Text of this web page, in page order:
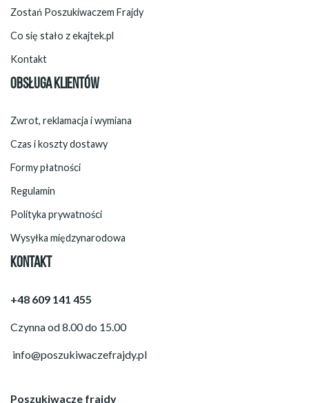
Zostań Poszukiwaczem Frajdy
Co się stało z ekajtek.pl
Kontakt
OBSŁUGA KLIENTÓW
Zwrot, reklamacja i wymiana
Czas i koszty dostawy
Formy płatności
Regulamin
Polityka prywatności
Wysyłka międzynarodowa
KONTAKT
+48 609 141 455
Czynna od 8.00 do 15.00
info@poszukiwaczefrajdy.pl
Poszukiwacze frajdy